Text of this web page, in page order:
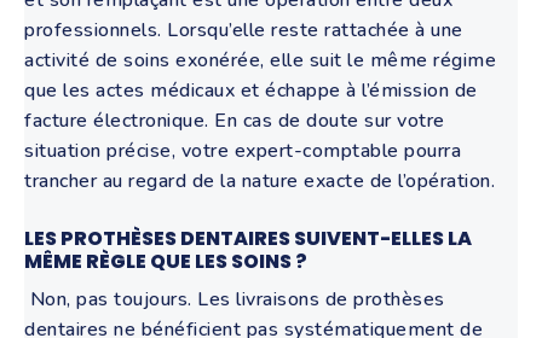
professionnels. Lorsqu’elle reste rattachée à une
activité de soins exonérée, elle suit le même régime
que les actes médicaux et échappe à l’émission de
facture électronique. En cas de doute sur votre
situation précise, votre expert-comptable pourra
trancher au regard de la nature exacte de l’opération.
LES PROTHÈSES DENTAIRES SUIVENT-ELLES LA
MÊME RÈGLE QUE LES SOINS ?
Non, pas toujours. Les livraisons de prothèses
dentaires ne bénéficient pas systématiquement de